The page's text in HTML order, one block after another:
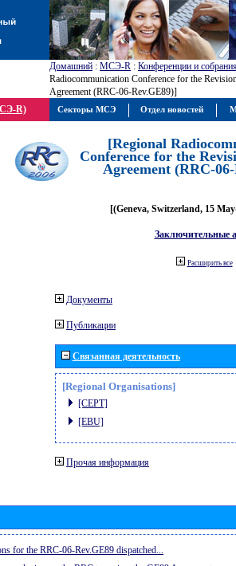
Домашний : МСЭ-R : Конференции и
Radiocommunication Conference for the
Agreement (RRC-06-Rev.GE89)]
R)
[Regional
Conference for the
Agreement (RRC-
[(Geneva, Switzerland, 15
Заключительные
Расширить все
Документы
Публикации
Связанная деятельность
[Regional Organisations]
[CEPT]
[EBU]
Прочая информация
for the RRC-06-Rev.GE89 dispatched...
Секторы МСЭ Отдел новостей